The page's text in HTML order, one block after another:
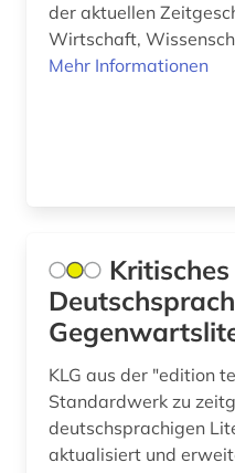
beethoven (1)
begräbnisstätte (1)
belletristik (1)
belzyze (1)
benin (1)
bergman (1)
Großbritannien (19)
Italien (10)
Jugoslawien (1)
Kanada (4)
Kroatien (5)
Liechtenstein (4)
der aktuellen
Wirtschaft,
Mehr Informationen
KLG aus der "edition
Standardwerk zu
deutschsprachigen
aktualisiert und